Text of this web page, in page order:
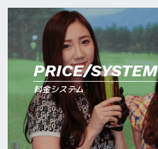
PRICE/SYSTEM
料金システム